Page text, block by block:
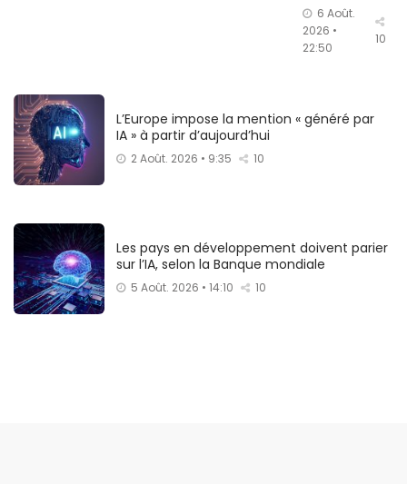
6 Août.
2026 •
22:50
10
L’Europe impose la mention « généré par
IA » à partir d’aujourd’hui
2 Août. 2026 • 9:35 10
Les pays en développement doivent parier
sur l’IA, selon la Banque mondiale
5 Août. 2026 • 14:10 10